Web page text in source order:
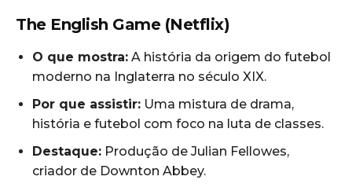
The English Game (Netflix)
O que mostra: A história da origem do futebol
moderno na Inglaterra no século XIX.
Por que assistir: Uma mistura de drama,
história e futebol com foco na luta de classes.
Destaque: Produção de Julian Fellowes,
criador de Downton Abbey.